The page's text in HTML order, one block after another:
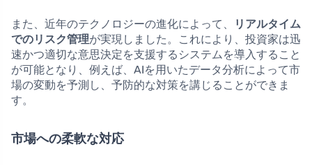
また、近年のテクノロジーの進化によって、
リアルタイム
でのリスク管理が実現しました。これにより、投資家は迅
速かつ適切な意思決定を支援するシステムを導入すること
が可能となり、例えば、AIを用いたデータ分析によって市
場の変動を予測し、予防的な対策を講じることができま
す。
市場への柔軟な対応